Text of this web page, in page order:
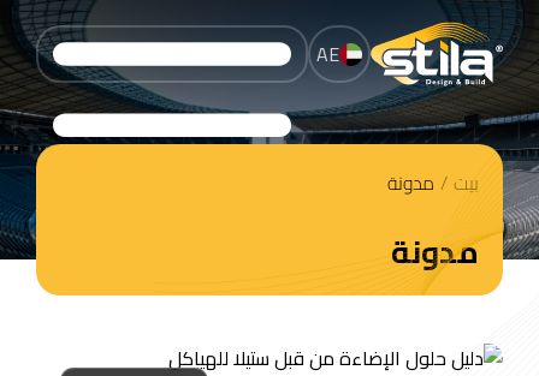
AE
بيت/ مدونة
مدونة